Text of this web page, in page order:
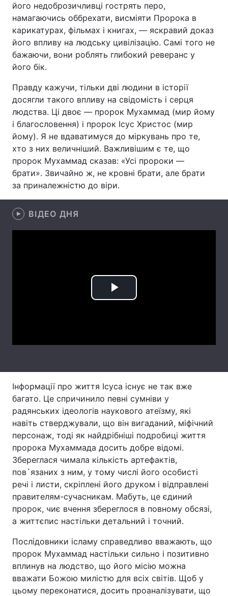
Україна Політика
Економіка Світ
Спорт Наука
Зброя Інциденти
Здоров'я Туризм
Цікавинки Погода
Екологія Регіони
Лонгріди
Відео з Youtube
Тема оформлення
його недоброзичливці гострять перо,
намагаючись оббрехати, висміяти Пророка в
карикатурах, фільмах і книгах, — яскравий доказ
його впливу на людську цивілізацію. Самі того не
бажаючи, вони роблять глибокий реверанс у
його бік.
Правду кажучи, тільки дві людини в історії
досягли такого впливу на свідомість і серця
людства. Ці двоє — пророк Мухаммад (мир йому
і благословення) і пророк Ісус Христос (мир
йому). Я не вдаватимуся до міркувань про те,
хто з них величніший. Важливішим є те, що
пророк Мухаммад сказав: «Усі пророки —
брати». Звичайно ж, не кровні брати, але брати
за приналежністю до віри.
ВІДЕО ДНЯ
Play
Інформації про життя Ісуса існує не так вже
багато. Це спричинило певні сумніви у
радянських ідеологів наукового атеїзму, які
навіть стверджували, що він вигаданий, міфічний
персонаж, тоді як найдрібніші подробиці життя
пророка Мухаммада досить добре відомі.
Збереглася чимала кількість артефактів,
пов`язаних з ним, у тому числі його особисті
речі і листи, скріплені його друком і відправлені
правителям-сучасникам. Мабуть, це єдиний
пророк, чиє вчення збереглося в повному обсязі,
а життєпис настільки детальний і точний.
Послідовники ісламу справедливо вважають, що
пророк Мухаммад настільки сильно і позитивно
вплинув на людство, що його місію можна
вважати Божою милістю для всіх світів. Щоб у
цьому переконатися, досить проаналізувати, що